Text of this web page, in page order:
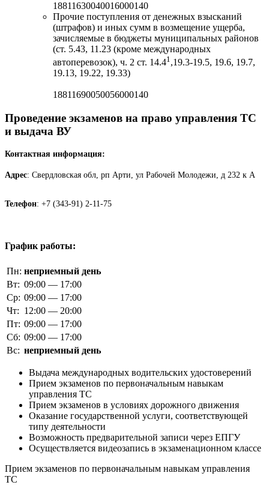
18811630040016000140
Прочие поступления от денежных взысканий
(штрафов) и иных сумм в возмещение ущерба,
зачисляемые в бюджеты муниципальных районов
(ст. 5.43, 11.23 (кроме международных
автоперевозок), ч. 2 ст. 14.41,19.3-19.5, 19.6, 19.7,
19.13, 19.22, 19.33)
18811690050056000140
Проведение экзаменов на право управления ТС
и выдача ВУ
Контактная информация:
Адрес: Свердловская обл, рп Арти, ул Рабочей Молодежи, д 232 к А
Телефон: +7 (343-91) 2-11-75
График работы:
Пн: неприемный день
Вт: 09:00 — 17:00
Ср: 09:00 — 17:00
Чт: 12:00 — 20:00
Пт: 09:00 — 17:00
Сб: 09:00 — 17:00
Вс: неприемный день
Выдача международных водительских удостоверений
Прием экзаменов по первоначальным навыкам
управления ТС
Прием экзаменов в условиях дорожного движения
Оказание государственной услуги, соответствующей
типу деятельности
Возможность предварительной записи через ЕПГУ
Осуществляется видеозапись в экзаменационном классе
Прием экзаменов по первоначальным навыкам управления
ТС